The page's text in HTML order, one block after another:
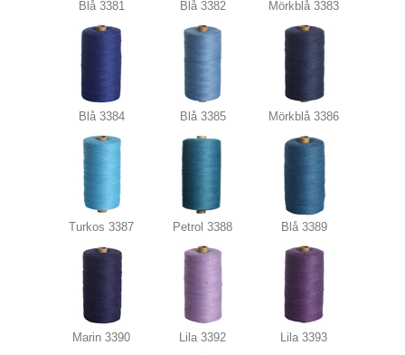
Blå 3381 Blå 3382 Mörkblå 3383
Blå 3384 Blå 3385 Mörkblå 3386
Turkos 3387 Petrol 3388 Blå 3389
Marin 3390 Lila 3392 Lila 3393